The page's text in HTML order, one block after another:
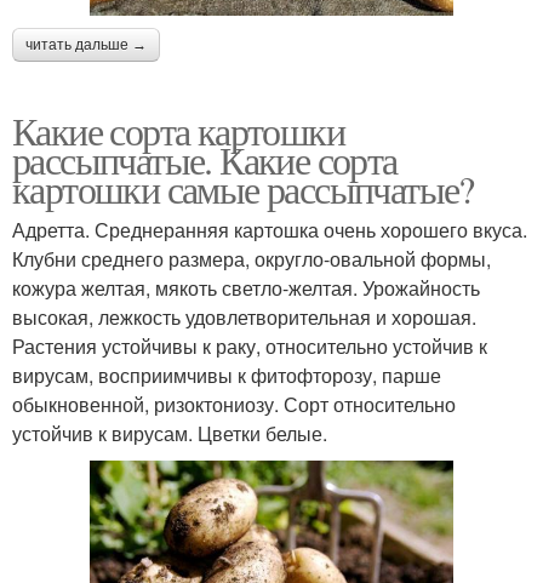
читать дальше →
Какие сорта картошки
рассыпчатые. Какие сорта
картошки самые рассыпчатые?
Адретта. Среднеранняя картошка очень хорошего вкуса.
Клубни среднего размера, округло-овальной формы,
кожура желтая, мякоть светло-желтая. Урожайность
высокая, лежкость удовлетворительная и хорошая.
Растения устойчивы к раку, относительно устойчив к
вирусам, восприимчивы к фитофторозу, парше
обыкновенной, ризоктониозу. Сорт относительно
устойчив к вирусам. Цветки белые.